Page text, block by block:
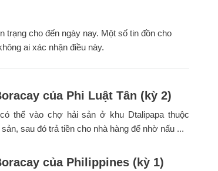
trạng cho đến ngày nay. Một số tin đồn cho
ai xác nhận điều này.
của Phi Luật Tân (kỳ 2)
thể vào chợ hải sản ở khu Dtalipapa thuộc
sau đó trả tiền cho nhà hàng để nhờ nấu ...
của Philippines (kỳ 1)